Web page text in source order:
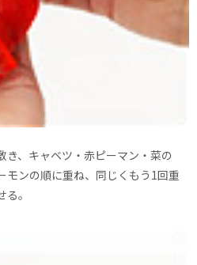
、キャベツ・赤ピーマン・菜の
モンの順に重ね、同じくもう1回重
。